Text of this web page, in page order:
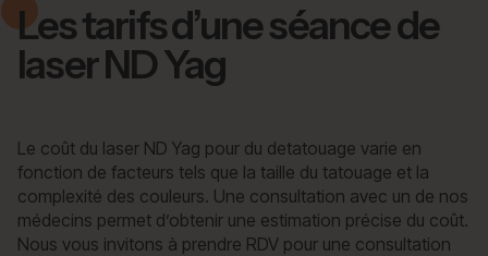
Les tarifs d’une séance de
laser ND Yag
Le coût du laser ND Yag pour du detatouage varie en
fonction de facteurs tels que la taille du tatouage et la
complexité des couleurs. Une consultation avec un de nos
médecins permet d’obtenir une estimation précise du coût.
Nous vous invitons à prendre RDV pour une consultation